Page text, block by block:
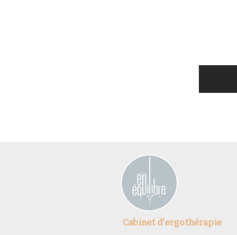
Cabinet d'ergothérapie